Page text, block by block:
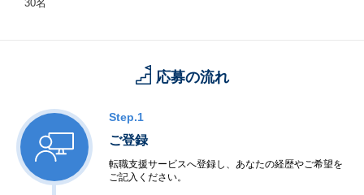
30名
応募の流れ
Step.1
ご登録
転職支援サービスへ登録し、あなたの経歴やご希望を
ご記入ください。